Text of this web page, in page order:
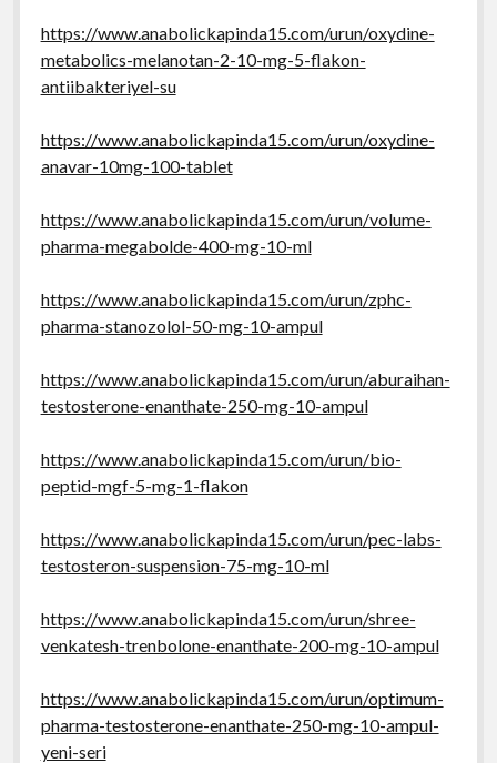
https://www.anabolickapinda15.com/urun/oxydine-
metabolics-melanotan-2-10-mg-5-flakon-
antiibakteriyel-su
https://www.anabolickapinda15.com/urun/oxydine-
anavar-10mg-100-tablet
https://www.anabolickapinda15.com/urun/volume-
pharma-megabolde-400-mg-10-ml
https://www.anabolickapinda15.com/urun/zphc-
pharma-stanozolol-50-mg-10-ampul
https://www.anabolickapinda15.com/urun/aburaihan-
testosterone-enanthate-250-mg-10-ampul
https://www.anabolickapinda15.com/urun/bio-
peptid-mgf-5-mg-1-flakon
https://www.anabolickapinda15.com/urun/pec-labs-
testosteron-suspension-75-mg-10-ml
https://www.anabolickapinda15.com/urun/shree-
venkatesh-trenbolone-enanthate-200-mg-10-ampul
https://www.anabolickapinda15.com/urun/optimum-
pharma-testosterone-enanthate-250-mg-10-ampul-
yeni-seri